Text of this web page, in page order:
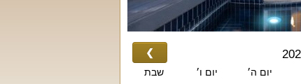
יום ה׳ יום ו׳ שבת
❯